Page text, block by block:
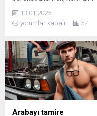
değerlerimiz açısından
önemlidir.
13.01.2025
yorumlar kapalı
57
Arabayı tamire